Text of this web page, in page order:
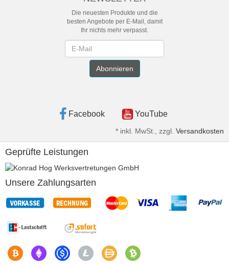
Die neuesten Produkte und die
besten Angebote per E-Mail, damit
Ihr nichts mehr verpasst.
Abonnieren
Facebook YouTube
* inkl. MwSt., zzgl. Versandkosten
Geprüfte Leistungen
Unsere Zahlungsarten